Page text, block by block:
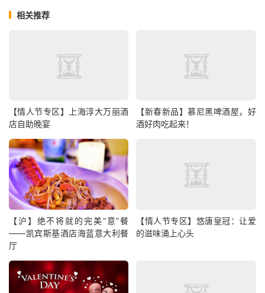
相关推荐
【情人节专区】上海淳大万丽酒
店自助晚宴
【新春新品】慕尼黑啤酒屋，好
酒好肉吃起来！
【沪】绝不将就的完美“意”餐
——凯宾斯基酒店海蓝意大利餐
厅
【情人节专区】悠唐皇冠：让爱
的滋味涌上心头